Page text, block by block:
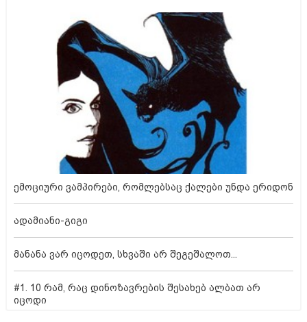
ემოციური ვამპირები, რომლებსაც ქალები უნდა ერიდონ
ადამიანი-გიგი
მანანა ვარ იცოდეთ, სხვაში არ შეგეშალოთ...
#1. 10 რამ, რაც დინოზავრების შესახებ ალბათ არ
იცოდი